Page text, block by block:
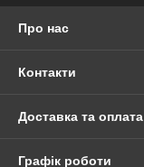
Про нас
Контакти
Доставка та оплата
Графік роботи